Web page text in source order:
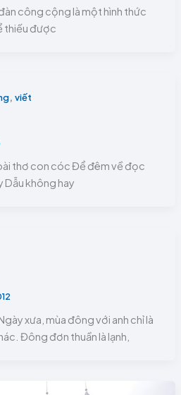
công cộng là một hình thức
thiếu được
, viết
thơ con cóc Để đêm về đọc
Dẫu không hay
xưa, mùa đông với anh chỉ là
Đông đơn thuần là lạnh,